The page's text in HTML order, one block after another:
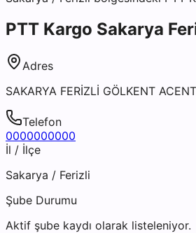
PTT Kargo Sakarya
Adres
SAKARYA FERİZLİ GÖLKENT
Telefon
0000000000
İl / İlçe
Sakarya / Ferizli
Şube Durumu
Aktif şube kaydı olarak listeleniyor.